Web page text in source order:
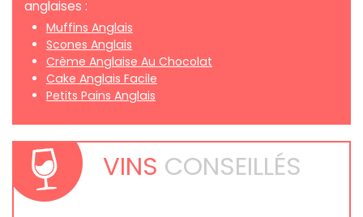
anglaises :
Muffins Anglais
Scones Anglais
Crème Anglaise Au Chocolat
Cake Anglais Facile
Petits Pains Anglais
VINS CONSEILLÉS